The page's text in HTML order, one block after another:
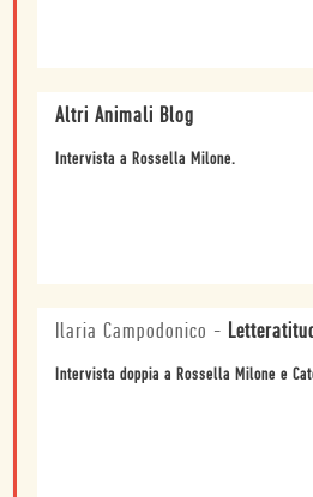
Altri Animali Blog
Intervista a Rossella Milone.
Ilaria Campodonico -
Intervista doppia a Rossella Milone e